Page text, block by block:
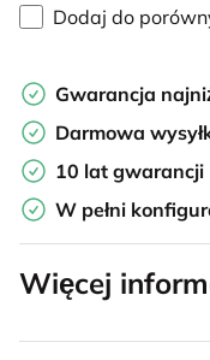
Dodaj do
Gwarancja
Darmowa
10 lat gwarancji
W pełni
Więcej